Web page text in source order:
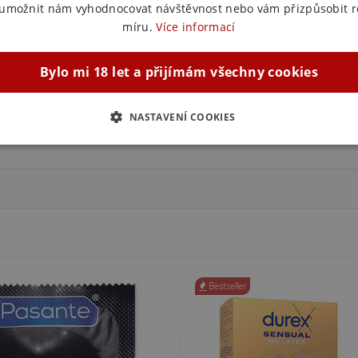
Bestseller
nám vyhodnocovat návštěvnost nebo vám přizpůsobit
míru. Více informací
Bylo mi 18 let a přijímám všechny cookies
NASTAVENÍ COOKIES
NUTNÉ ANALYTICKÉ MARKETINGOVÉ
/ Doména Vyprší
Popis
1 rok 1
měsíc
Tento soubor cookie používá služba Cookie-Script.com
předvoleb souhlasu se soubory cookie návštěvníků. Je
Cookie-Script.com fungoval správně.
1 rok 1
Tento soubor cookie je přidružen k webům používajícím